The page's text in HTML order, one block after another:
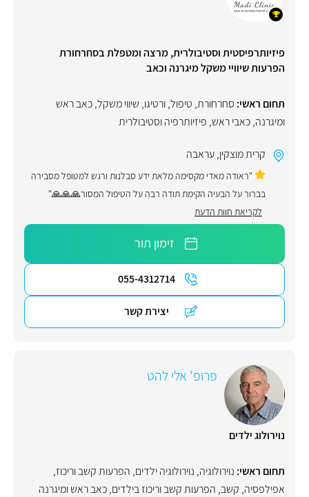
פיזיותרפיסטית וסטיבולרית, מרצה ומטפלת בסחרחורת
הפרעות שיוויי משקל מיגרנה וכאב
תחום ראשי: סחרחורת, טיפול,ורטיגו, שיווי משקל,כאב ראש
ומיגרנה,כאבי ראש, פיזיותרפיה וסטיבולרית
קרית מוצקין,עראבה
"ראודה מאדי מקסימה מלאת ידע סבלנות ורגש למטופל מסבירה
בברור על הבעיה הקימת תודה רבה על הטיפול המסור🙏🙏🙏"
לקריאת חוות הדעת
זימון תור
055-4312714
יצירת קשר
פרופ' אלי להט
נוירולוג ילדים
תחום ראשי: נוירולוגיה, נוירולוגיה ילדים, הפרעות קשב וריכוז,
אפילפסיה, קשב, הפרעות קשב וריכוז בילדים,כאב ראש ומיגרנה